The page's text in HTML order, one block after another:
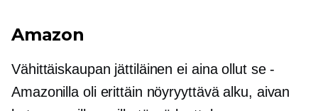
Amazon
Vähittäiskaupan jättiläinen ei aina ollut se -
Amazonilla oli erittäin nöyryyttävä alku, aivan